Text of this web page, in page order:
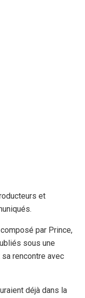
et
par Prince,
sous une
rencontre avec
déjà dans la